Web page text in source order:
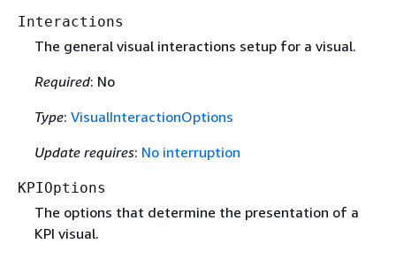
Interactions
The general visual interactions setup for a visual.
Required: No
Type: VisualInteractionOptions
Update requires: No interruption
KPIOptions
The options that determine the presentation of a
KPI visual.